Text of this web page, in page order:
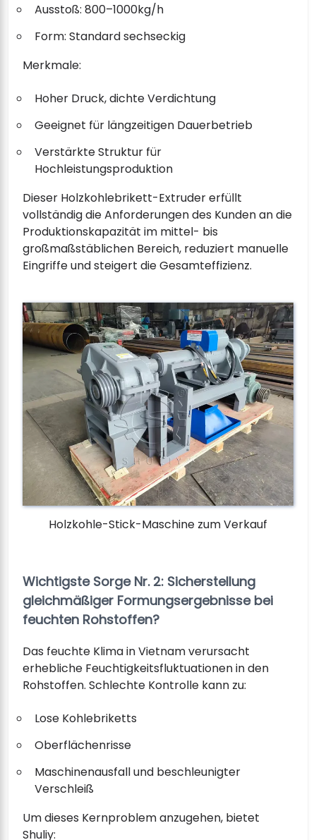
Ausstoß: 800–1000kg/h
Form: Standard sechseckig
Merkmale:
Hoher Druck, dichte Verdichtung
Geeignet für längzeitigen Dauerbetrieb
Verstärkte Struktur für
Hochleistungsproduktion
Dieser Holzkohlebrikett-Extruder erfüllt
vollständig die Anforderungen des Kunden an die
Produktionskapazität im mittel- bis
großmaßstäblichen Bereich, reduziert manuelle
Eingriffe und steigert die Gesamteffizienz.
Holzkohle-Stick-Maschine zum Verkauf
Wichtigste Sorge Nr. 2: Sicherstellung
gleichmäßiger Formungsergebnisse bei
feuchten Rohstoffen?
Das feuchte Klima in Vietnam verursacht
erhebliche Feuchtigkeitsfluktuationen in den
Rohstoffen. Schlechte Kontrolle kann zu:
Lose Kohlebriketts
Oberflächenrisse
Maschinenausfall und beschleunigter
Verschleiß
Um dieses Kernproblem anzugehen, bietet
Shuliy: